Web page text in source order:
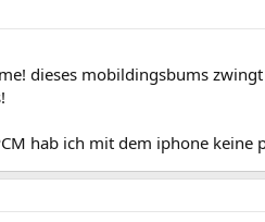
dieses mobildingsbums
hab ich mit dem iphone keine